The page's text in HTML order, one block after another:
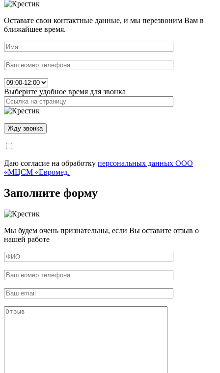
Оставьте свои контактные данные, и мы перезвоним Вам в
ближайшее время.
Выберите удобное время для звонка
Даю согласие на обработку персональных данных ООО
«МЦСМ «Евромед.
Заполните форму
Мы будем очень признательны, если Вы оставите отзыв о
нашей работе